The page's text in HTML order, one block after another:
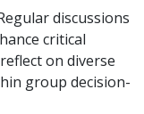
discussions
critical
on diverse
group decision-